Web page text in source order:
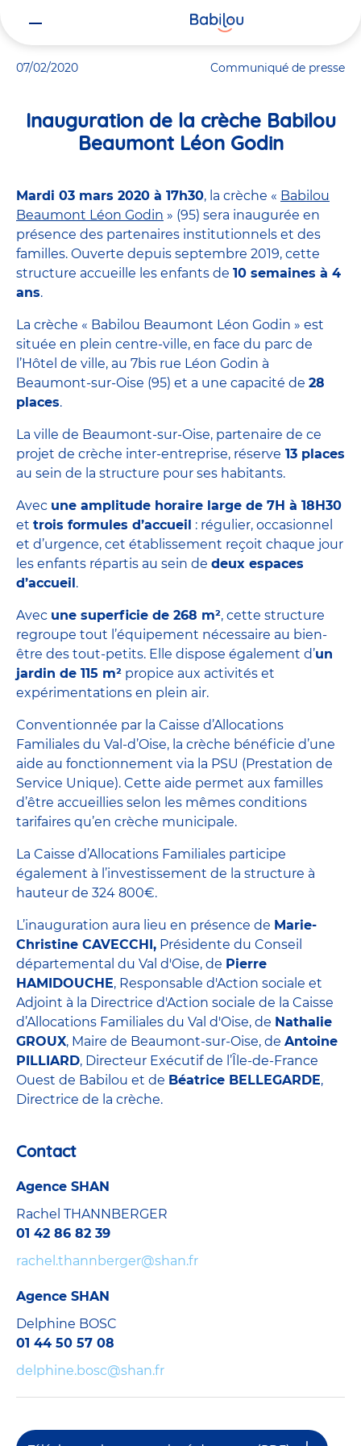
07/02/2020 Communiqué de presse
Inauguration de la crèche Babilou
Beaumont Léon Godin
Mardi 03 mars 2020 à 17h30, la crèche « Babilou
Beaumont Léon Godin » (95) sera inaugurée en
présence des partenaires institutionnels et des
familles. Ouverte depuis septembre 2019, cette
structure accueille les enfants de 10 semaines à 4
ans.
La crèche « Babilou Beaumont Léon Godin » est
située en plein centre-ville, en face du parc de
l’Hôtel de ville, au 7bis rue Léon Godin à
Beaumont-sur-Oise (95) et a une capacité de 28
places.
La ville de Beaumont-sur-Oise, partenaire de ce
projet de crèche inter-entreprise, réserve 13 places
au sein de la structure pour ses habitants.
Avec une amplitude horaire large de 7H à 18H30
et trois formules d’accueil : régulier, occasionnel
et d’urgence, cet établissement reçoit chaque jour
les enfants répartis au sein de deux espaces
d’accueil.
Avec une superficie de 268 m², cette structure
regroupe tout l’équipement nécessaire au bien-
être des tout-petits. Elle dispose également d’un
jardin de 115 m² propice aux activités et
expérimentations en plein air.
Conventionnée par la Caisse d’Allocations
Familiales du Val-d’Oise, la crèche bénéficie d’une
aide au fonctionnement via la PSU (Prestation de
Service Unique). Cette aide permet aux familles
d’être accueillies selon les mêmes conditions
tarifaires qu’en crèche municipale.
La Caisse d’Allocations Familiales participe
également à l’investissement de la structure à
hauteur de 324 800€.
L’inauguration aura lieu en présence de Marie-
Christine CAVECCHI, Présidente du Conseil
départemental du Val d'Oise, de Pierre
HAMIDOUCHE, Responsable d'Action sociale et
Adjoint à la Directrice d'Action sociale de la Caisse
d’Allocations Familiales du Val d'Oise, de Nathalie
GROUX, Maire de Beaumont-sur-Oise, de Antoine
PILLIARD, Directeur Exécutif de l’Île-de-France
Ouest de Babilou et de Béatrice BELLEGARDE,
Directrice de la crèche.
Contact
Agence SHAN
Rachel THANNBERGER
01 42 86 82 39
rachel.thannberger@shan.fr
Agence SHAN
Delphine BOSC
01 44 50 57 08
delphine.bosc@shan.fr